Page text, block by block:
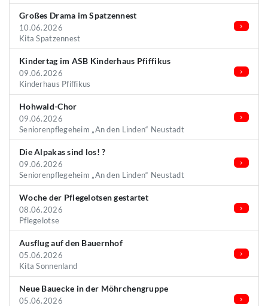
Großes Drama im Spatzennest
10.06.2026
Kita Spatzennest
Kindertag im ASB Kinderhaus Pfiffikus
09.06.2026
Kinderhaus Pfiffikus
Hohwald-Chor
09.06.2026
Seniorenpflegeheim „An den Linden“ Neustadt
Die Alpakas sind los! ?
09.06.2026
Seniorenpflegeheim „An den Linden“ Neustadt
Woche der Pflegelotsen gestartet
08.06.2026
Pflegelotse
Ausflug auf den Bauernhof
05.06.2026
Kita Sonnenland
Neue Bauecke in der Möhrchengruppe
05.06.2026